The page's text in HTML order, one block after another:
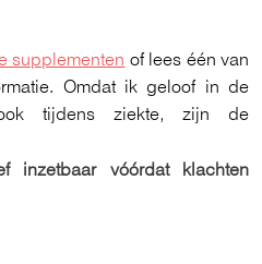
supplementen of lees één van
Omdat ik geloof in de
tijdens ziekte, zijn de
inzetbaar vóórdat klachten